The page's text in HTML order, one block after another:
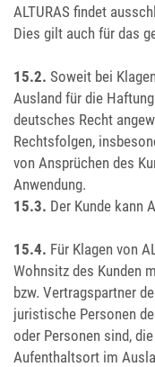
ALTURAS findet
Dies gilt auch für das
15.2. Soweit bei
Ausland für die
deutsches Recht
Rechtsfolgen,
von Ansprüchen des
Anwendung.
15.3. Der Kunde kann
15.4. Für Klagen von
Wohnsitz des Kunden
bzw. Vertragspartner
juristische Personen
oder Personen sind,
Aufenthaltsort im